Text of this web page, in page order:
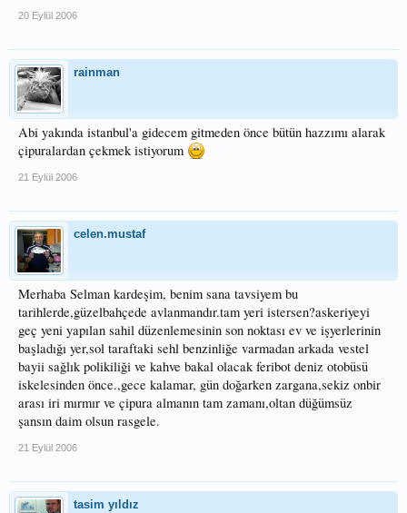
20 Eylül 2006
rainman
Abi yakında istanbul'a gidecem gitmeden önce bütün hazzımı alarak
çipuralardan çekmek istiyorum
21 Eylül 2006
celen.mustaf
Merhaba Selman kardeşim, benim sana tavsiyem bu
tarihlerde,güzelbahçede avlanmandır.tam yeri istersen?askeriyeyi
geç yeni yapılan sahil düzenlemesinin son noktası ev ve işyerlerinin
başladığı yer,sol taraftaki sehl benzinliğe varmadan arkada vestel
bayii sağlık polikiliği ve kahve bakal olacak feribot deniz otobüsü
iskelesinden önce.,gece kalamar, gün doğarken zargana,sekiz onbir
arası iri mırmır ve çipura almanın tam zamanı,oltan düğümsüz
şansın daim olsun rasgele.
21 Eylül 2006
tasim yıldız